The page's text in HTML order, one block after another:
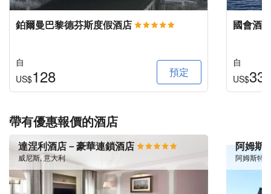
鉑爾曼巴黎德芬斯度假酒店
自
US$128 預定
國會酒
自
US$
帶有優惠報價的酒店
達涅利酒店－豪華連鎖酒店
威尼斯, 意大利
阿姆斯
阿姆斯特